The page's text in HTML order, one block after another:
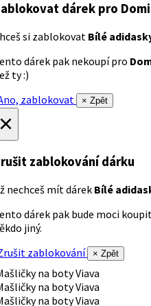
dárek pro
si zablokovat Bílé
dárek pak nekoupí pro
ty :)
zablokovat
× Zpět
zablokování dárku
nechceš mít dárek Bílé
dárek pak bude moci
jiný.
zablokování
× Zpět